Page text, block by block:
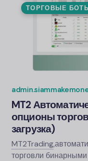
ТОРГОВЫЕ
MT2
опционы
загрузка)
MT2Trading,
торговли